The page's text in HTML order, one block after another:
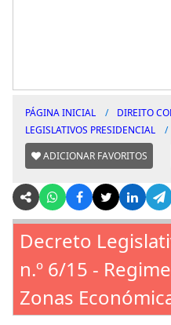
PÁGINA INICIAL DIREITO
LEGISLATIVOS PRESIDENCIAL
ADICIONAR FAVORITOS
Decreto
n.º 6/15 -
Zonas